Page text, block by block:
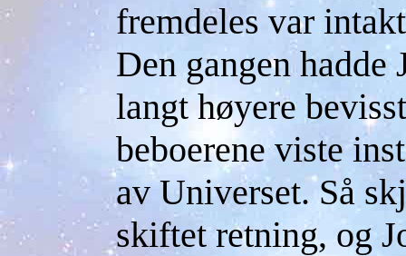
fremdeles var
Den gangen hadde
langt høyere
beboerene viste
av Universet. Så
skiftet retning, og